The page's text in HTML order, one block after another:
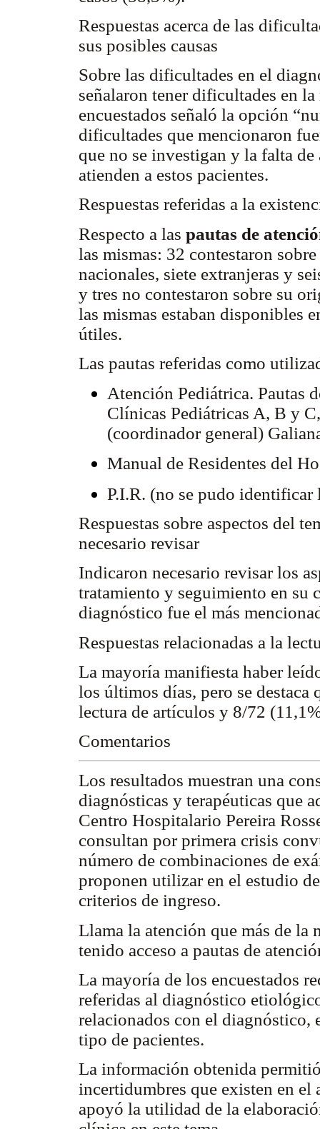
Respuestas acerca de las
sus posibles causas
Sobre las dificultades en el
señalaron tener dificultades en
encuestados señaló la opción
dificultades que mencionaron
que no se investigan y la falta
atienden a estos pacientes.
Respuestas referidas a la
Respecto a las pautas de
las mismas: 32 contestaron
nacionales, siete extranjeras y
y tres no contestaron sobre su
las mismas estaban disponibles
útiles.
Las pautas referidas como
Atención Pediátrica. Pautas
Clínicas Pediátricas A, B y
(coordinador general)
Manual de Residentes del
P.I.R. (no se pudo identificar
Respuestas sobre aspectos del
necesario revisar
Indicaron necesario revisar los
tratamiento y seguimiento en su
diagnóstico fue el más
Respuestas relacionadas a la
La mayoría manifiesta haber
los últimos días, pero se
lectura de artículos y 8/72
Comentarios
Los resultados muestran una
diagnósticas y terapéuticas que
Centro Hospitalario Pereira
consultan por primera crisis
número de combinaciones de
proponen utilizar en el estudio
criterios de ingreso.
Llama la atención que más de la
tenido acceso a pautas de
La mayoría de los encuestados
referidas al diagnóstico
relacionados con el diagnóstico,
tipo de pacientes.
La información obtenida
incertidumbres que existen en
apoyó la utilidad de la